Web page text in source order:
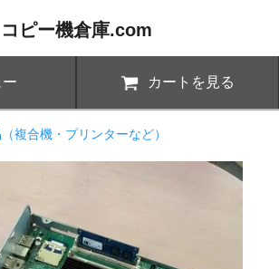
コピー機倉庫.com
ー カートを見る
複合機・プリンターなど）